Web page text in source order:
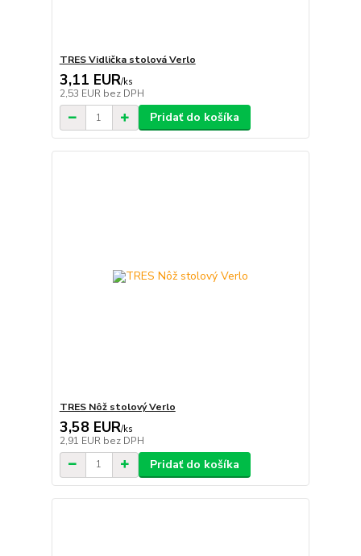
TRES Vidlička stolová Verlo
3,11 EUR/ks
2,53 EUR bez DPH
Pridať do košíka
TRES Nôž stolový Verlo
3,58 EUR/ks
2,91 EUR bez DPH
Pridať do košíka